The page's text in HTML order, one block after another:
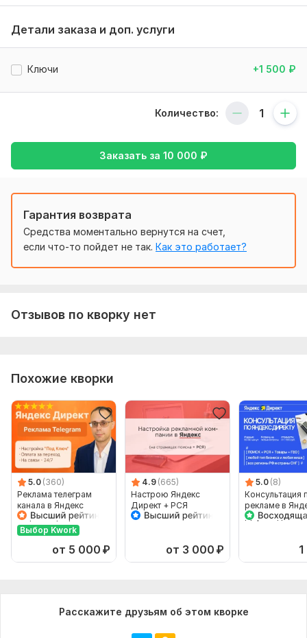
Рассчитываю медиаплан перед началом сотрудничества
для понимания цены заявки и суммы рекламного бюджета.
Нужно для заказа:
Предоставить сайт для аудита, если есть лк Яндекс
Директ, выдать доступ для аудита рекламных компаний.
Автотаргетинг
Срок выполнения:4 дня
Тип: Создание и настройка
Детали заказа и доп. услуги
Ключи +1 500 ₽
Количество:
Заказать за 10 000 ₽
Гарантия возврата
Средства моментально вернутся на счет,
если что-то пойдет не так. Как это работает?
Отзывов по кворку нет
Похожие кворки
5.0 (360)
Реклама телеграм
канала в Яндекс
Директ. Трафик в
телеграм канал
Выбор Kwork
от 5 000 ₽
4.9 (665)
Настрою Яндекс
Директ + РСЯ
от 3 000 ₽
5.0 (8)
Консультация
рекламе в
Директ для
Расскажите друзьям об этом кворке